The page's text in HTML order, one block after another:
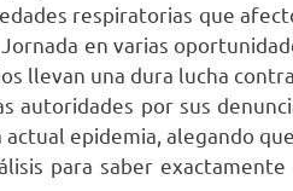
respiratorias que
en varias
llevan una dura lucha
autoridades por sus
epidemia, alegando
para saber exactamente